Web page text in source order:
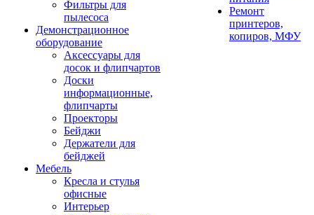
Фильтры для
пылесоса
Демонстрационное
оборудование
Аксессуары для
досок и флипчартов
Доски
информационные,
флипчарты
Проекторы
Бейджи
Держатели для
бейджей
Мебель
Кресла и стулья
офисные
Интерьер
Ремонт
принтеров,
копиров, МФУ